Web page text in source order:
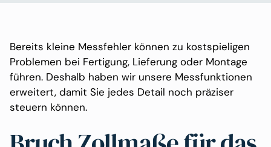
Bereits kleine Messfehler können zu kostspieligen
Problemen bei Fertigung, Lieferung oder Montage
führen. Deshalb haben wir unsere Messfunktionen
erweitert, damit Sie jedes Detail noch präziser
steuern können.